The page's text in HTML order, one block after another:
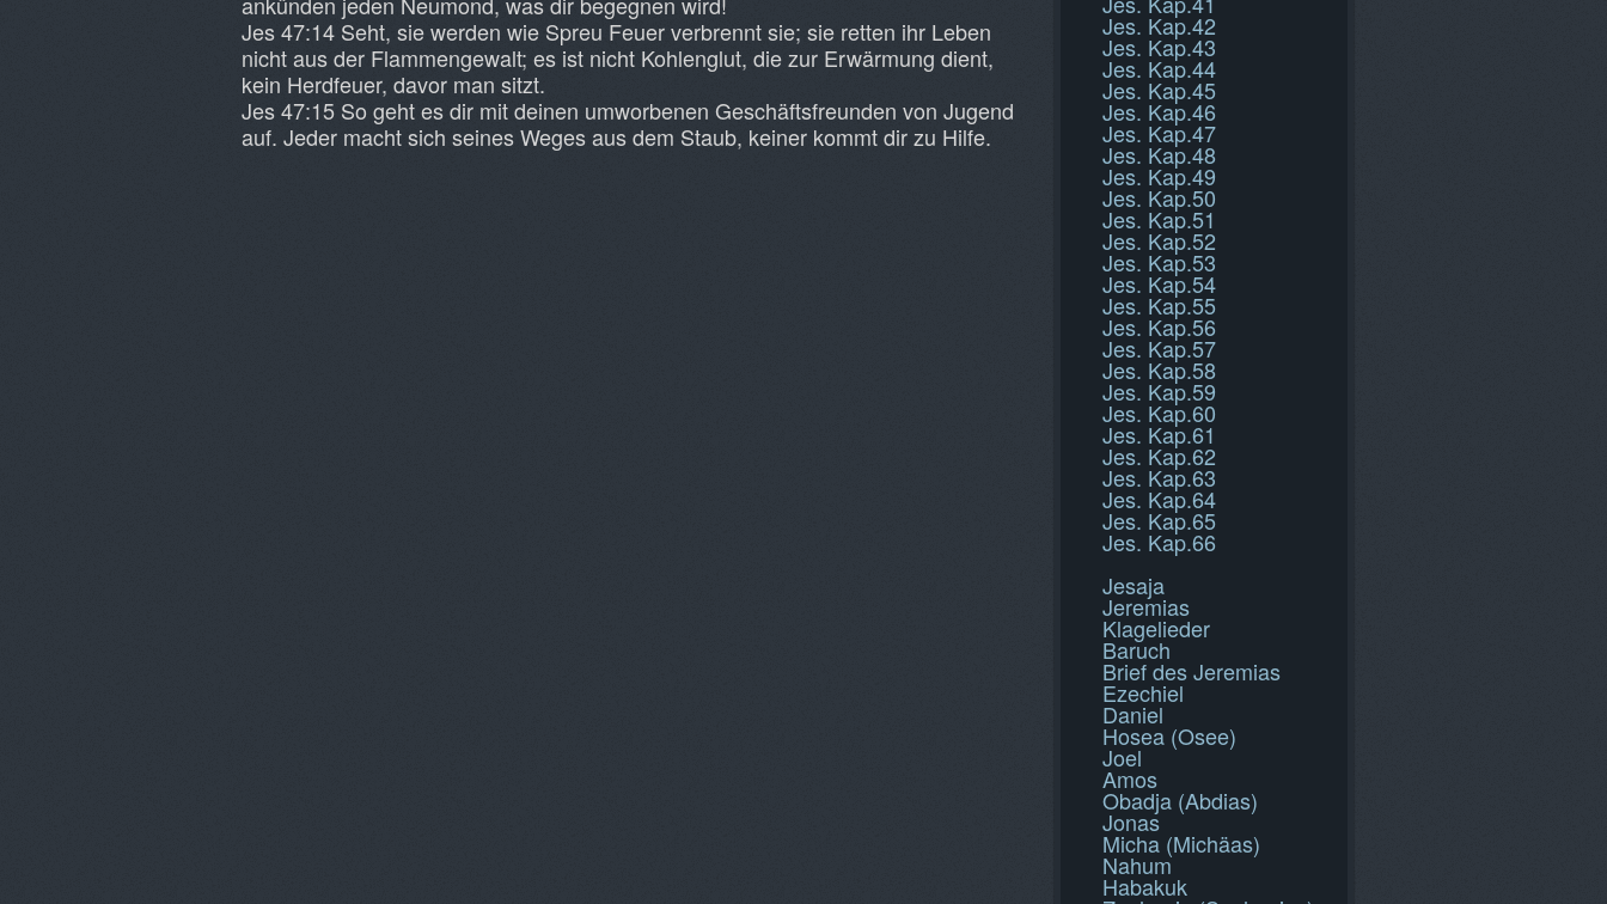
Jes 47:14 Seht, sie werden wie Spreu Feuer verbrennt sie; sie retten ihr Leben
nicht aus der Flammengewalt; es ist nicht Kohlenglut, die zur Erwärmung dient,
kein Herdfeuer, davor man sitzt.
Jes 47:15 So geht es dir mit deinen umworbenen Geschäftsfreunden von Jugend
auf. Jeder macht sich seines Weges aus dem Staub, keiner kommt dir zu Hilfe.
Jes. Kap.42
Jes. Kap.43
Jes. Kap.44
Jes. Kap.45
Jes. Kap.46
Jes. Kap.47
Jes. Kap.48
Jes. Kap.49
Jes. Kap.50
Jes. Kap.51
Jes. Kap.52
Jes. Kap.53
Jes. Kap.54
Jes. Kap.55
Jes. Kap.56
Jes. Kap.57
Jes. Kap.58
Jes. Kap.59
Jes. Kap.60
Jes. Kap.61
Jes. Kap.62
Jes. Kap.63
Jes. Kap.64
Jes. Kap.65
Jes. Kap.66
Jesaja
Jeremias
Klagelieder
Baruch
Brief des Jeremias
Ezechiel
Daniel
Hosea (Osee)
Joel
Amos
Obadja (Abdias)
Jonas
Micha (Michäas)
Nahum
Habakuk